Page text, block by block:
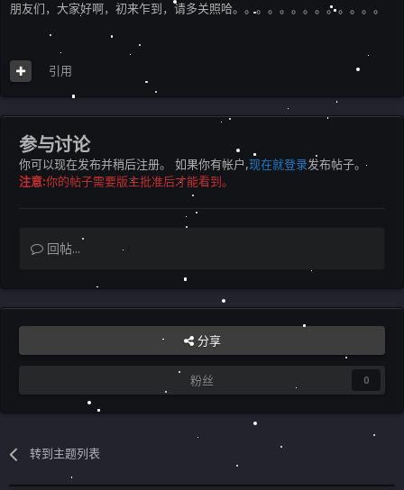
朋友们，大家好啊，初来乍到，请多关照哈。。。。。。。。。。。。。
引用
参与讨论
你可以现在发布并稍后注册。 如果你有帐户,现在就登录发布帖子。
注意:你的帖子需要版主批准后才能看到。
回帖...
分享
粉丝 0
转到主题列表